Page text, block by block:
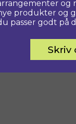
og
produkter og
passer godt på
Skriv